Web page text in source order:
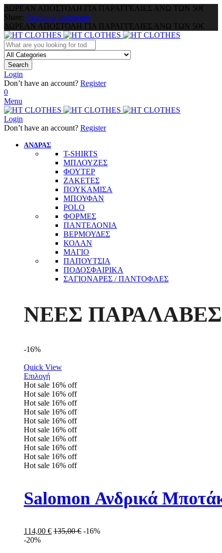
ΔΩΡΕΑΝ ΑΠΟΣΤΟΛΗ ΓΙΑ ΠΑΡΑΓΓΕΛΙΕΣ ΑΝΩ ΤΩΝ 50€
Share: Facebook Instagram
ΔΩΡΕΑΝ ΑΠΟΣΤΟΛΗ ΓΙΑ ΠΑΡΑΓΓΕΛΙΕΣ ΑΝΩ ΤΩΝ 50€
Search
Login
Don’t have an account? Register
0
Menu
Login
Don’t have an account? Register
ΑΝΔΡΑΣ
T-SHIRTS
ΜΠΛΟΥΖΕΣ
ΦΟΥΤΕΡ
ΖΑΚΕΤΕΣ
ΠΟΥΚΑΜΙΣΑ
ΜΠΟΥΦΑΝ
POLO
ΦΟΡΜΕΣ
ΠΑΝΤΕΛΟΝΙΑ
ΒΕΡΜΟΥΔΕΣ
ΚΟΛΑΝ
ΜΑΓΙΟ
ΠΑΠΟΥΤΣΙΑ
ΠΟΔΟΣΦΑΙΡΙΚΑ
ΣΑΓΙΟΝΑΡΕΣ / ΠΑΝΤΟΦΛΕΣ
ΝΕΕΣ ΠΑΡΑΛΑΒΕΣ
-16%
Quick View
Επιλογή
Hot sale 16% off
Hot sale 16% off
Hot sale 16% off
Hot sale 16% off
Hot sale 16% off
Hot sale 16% off
Hot sale 16% off
Hot sale 16% off
Hot sale 16% off
Hot sale 16% off
Salomon Ανδρικά
114,00 € 135,00€ -16%
-20%